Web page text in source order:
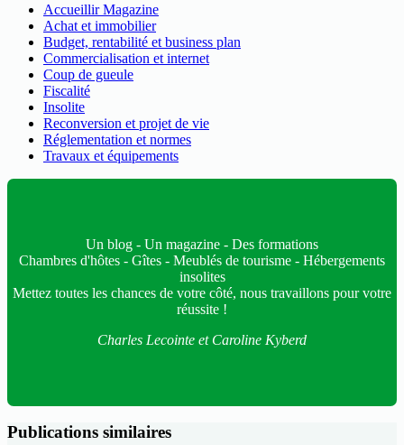
Accueillir Magazine
Achat et immobilier
Budget, rentabilité et business plan
Commercialisation et internet
Coup de gueule
Fiscalité
Insolite
Reconversion et projet de vie
Réglementation et normes
Travaux et équipements
Un blog - Un magazine - Des formations
Chambres d'hôtes - Gîtes - Meublés de tourisme - Hébergements
insolites
Mettez toutes les chances de votre côté, nous travaillons pour votre
réussite !
Charles Lecointe et Caroline Kyberd
Publications similaires